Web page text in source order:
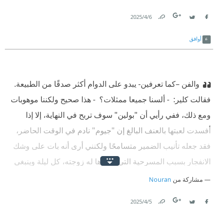
6‏/4‏/2025
أوافق
والفن –كما تعرفين- يبدو على الدوام أكثر صدقًا من الطبيعة.‏ ‫
‏فقالت كلير:‏ ‫ ‏- ألسنا جميعا ممثلات؟‏ ‫ ‏- هذا صحیح ولكننا موهوبات
ومع ذلك، ففي رأيي أن "بولين" سوف تربح في النهاية، إلا إذا
أفسدت لعبتها بالعنف البالغ إن "جيوم" نادم في الوقت الحاضر،
فقد جعله تأنيب الضمير متسامحًا ولكنني أرى أنه بات على وشك
الانفجار بسبب المسرحية التي تكررها له زوجته، كل ليلة وينبغي
ألا ننسى أن "دولوريس" ممثلة بطبيعتها، وأن "جيوم" كاتب مطبوع
مشاركة من Nouran
5‏/4‏/2025